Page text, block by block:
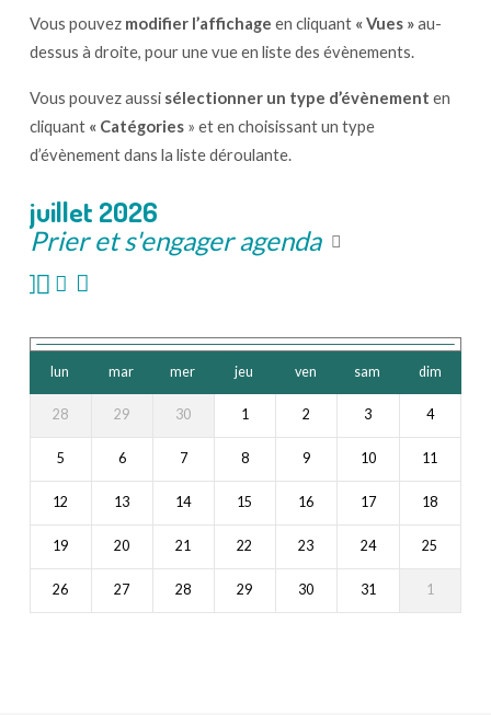
Vous pouvez modifier l’affichage en cliquant « Vues »au-
dessus à droite, pour une vue en liste des évènements.
Vous pouvez aussi sélectionner un type d’évènement en
cliquant « Catégories» et en choisissant un type
d’évènement dans la liste déroulante.
juillet 2026
Prier et s'engager agenda
lun mar mer jeu ven sam dim
28 29 30 1 2 3 4
5 6 7 8 9 10 11
12 13 14 15 16 17 18
19 20 21 22 23 24 25
26 27 28 29 30 31 1